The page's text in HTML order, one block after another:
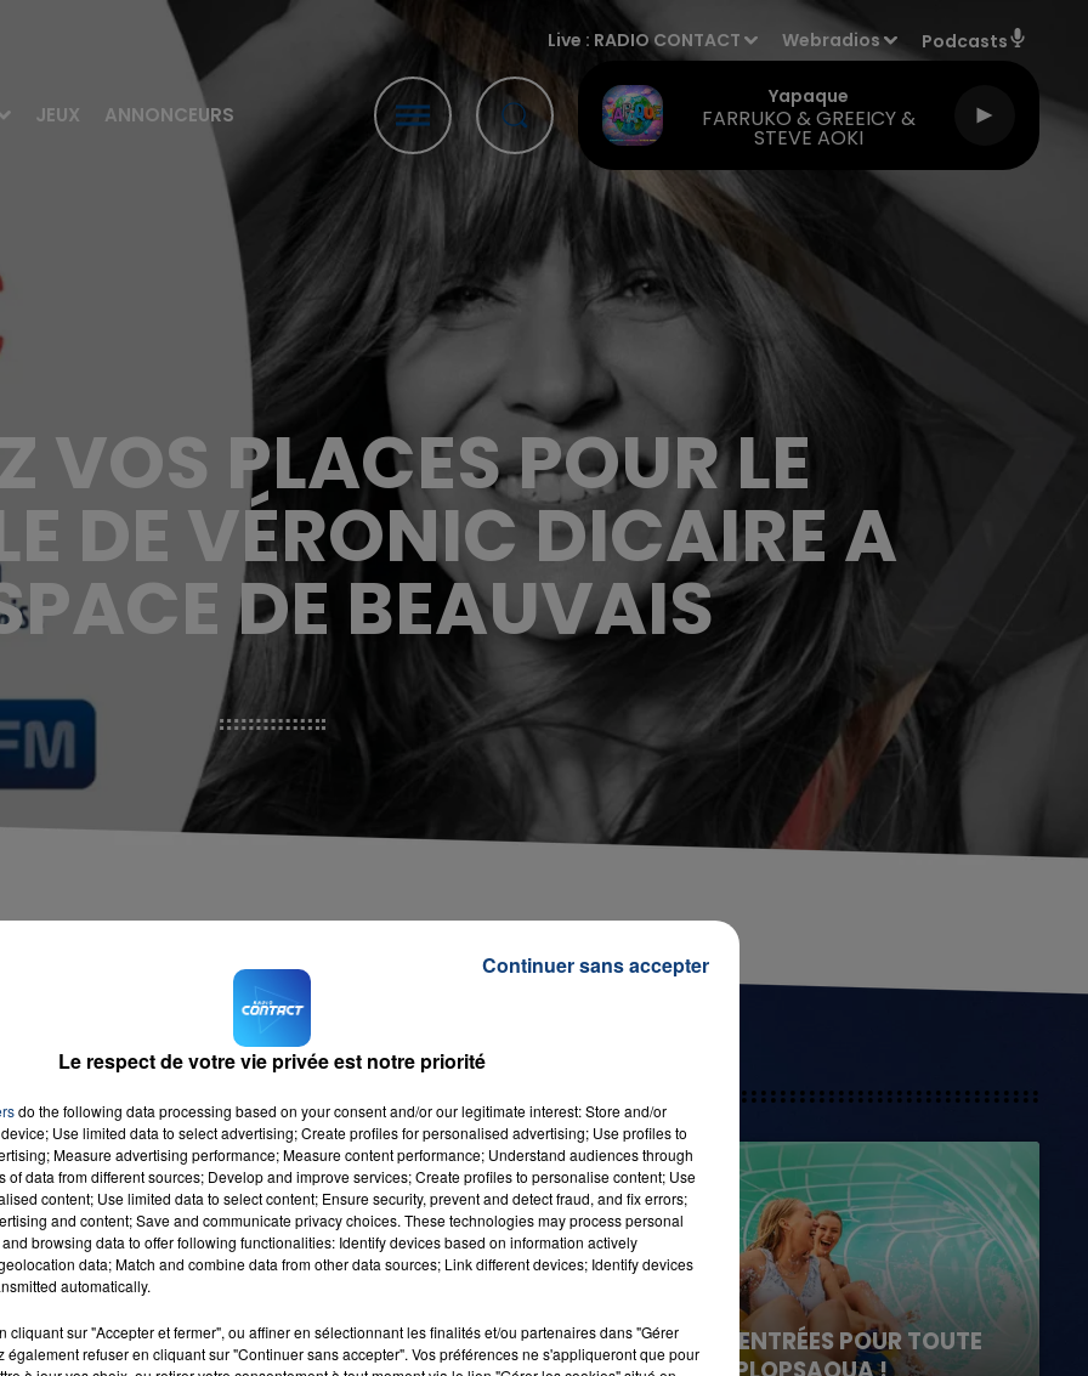
JEUX ANNONCEURS
Live : RADIO CONTACT Webradios Podcasts
Yapaque
FARRUKO & GREEICY &
STEVE AOKI
7h00 - 12h00
LA TEAM DU WEEK-END
16h00 - 20h00
LA TEAM DU WEEK-END
VOS PLACES POUR LE
DE VÉRONIC DICAIRE A
DE BEAUVAIS
GAGNEZ VOS ENTRÉES EN FAMILLE À
GAGNEZ VOS ENTRÉES POUR TOUTE
Le respect de votre vie privée est notre priorité
do the following data processing based on your consent and/or our legitimate interest: Store and/or
Use limited data to select advertising; Create profiles for personalised advertising; Use profiles to
Measure advertising performance; Measure content performance; Understand audiences through
of data from different sources; Develop and improve services; Create profiles to personalise content; Use
content; Use limited data to select content; Ensure security, prevent and detect fraud, and fix errors;
and content; Save and communicate privacy choices. These technologies may process personal
browsing data to offer following functionalities: Identify devices based on information actively
data; Match and combine data from other data sources; Link different devices; Identify devices
automatically.
cliquant sur "Accepter et fermer", ou affiner en sélectionnant les finalités et/ou partenaires dans "Gérer
également refuser en cliquant sur "Continuer sans accepter". Vos préférences ne s'appliqueront que pour
Continuer sans accepter